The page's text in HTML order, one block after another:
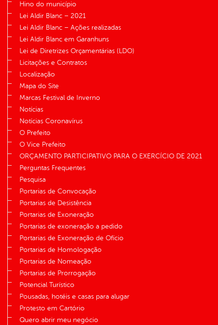
Hino do município
Lei Aldir Blanc – 2021
Lei Aldir Blanc – Ações realizadas
Lei Aldir Blanc em Garanhuns
Lei de Diretrizes Orçamentárias (LDO)
Licitações e Contratos
Localização
Mapa do Site
Marcas Festival de Inverno
Notícias
Notícias Coronavírus
O Prefeito
O Vice Prefeito
ORÇAMENTO PARTICIPATIVO PARA O EXERCÍCIO DE 2021
Perguntas Frequentes
Pesquisa
Portarias de Convocação
Portarias de Desistência
Portarias de Exoneração
Portarias de exoneração a pedido
Portarias de Exoneração de Ofício
Portarias de Homologação
Portarias de Nomeação
Portarias de Prorrogação
Potencial Turístico
Pousadas, hotéis e casas para alugar
Protesto em Cartório
Quero abrir meu negócio